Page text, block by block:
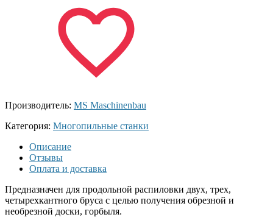
Производитель: MS Maschinenbau
Категория: Многопильные станки
Описание
Отзывы
Оплата и доставка
Предназначен для продольной распиловки двух, трех,
четырехкантного бруса с целью получения обрезной и
необрезной доски, горбыля.